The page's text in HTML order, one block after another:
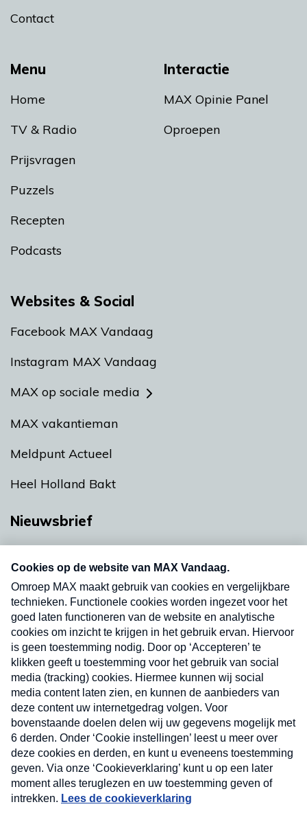
Menu
Home
TV & Radio
Prijsvragen
Puzzels
Recepten
Podcasts
Interactie
MAX Opinie Panel
Oproepen
Contact
Websites & Social
Facebook MAX Vandaag
Instagram MAX Vandaag
MAX op sociale media
MAX vakantieman
Meldpunt Actueel
Heel Holland Bakt
Nieuwsbrief
nieuwsbrief. Elke vrijdag- en dinsdagochtend in
uw mailbox.
Verzend
Nieuwsbrief
Neem hier een gratis abonnement op onze
nieuwsbrief. Elke vrijdag- en dinsdagochtend in uw